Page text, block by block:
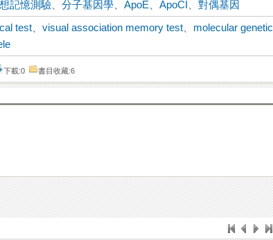
記憶測驗 、分子基因學 、ApoE 、ApoCI 、對偶基因
test 、visual association memory test
molecular genetic
下載:0 書目收藏:6